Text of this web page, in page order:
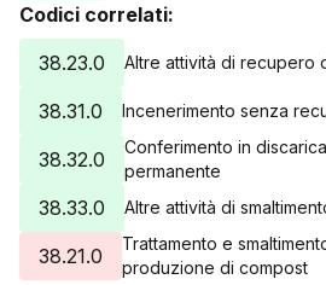
Codici correlati:
38.23.0
Altre attività di recupero
38.31.0 Incenerimento senza
38.32.0
Conferimento in
permanente
38.33.0 Altre attività di
38.21.0
Trattamento e
produzione di compost